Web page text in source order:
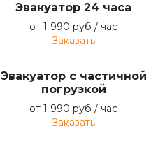
Эвакуатор 24 часа
от 1 990 руб / час
Заказать
Эвакуатор с частичной
погрузкой
от 1 990 руб / час
Заказать